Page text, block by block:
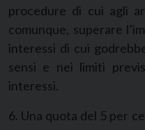
procedure di cui agli
comunque, superare
interessi di cui
sensi e nei limiti
interessi.
6. Una quota del 5 per